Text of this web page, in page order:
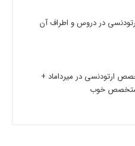
در دروس و اطراف آن
ارتودنسی در میرداماد +
متخصص خوب